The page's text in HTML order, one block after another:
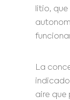
litio,
La
aire que